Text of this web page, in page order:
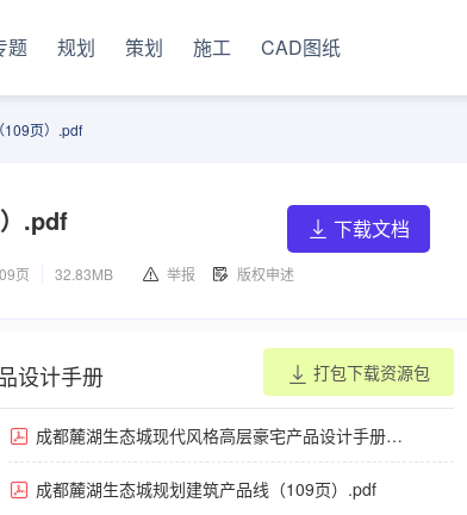
题 规划 策划 施工 CAD图纸
109页）.pdf
.pdf 下载文档
页 32.83MB 举报 版权申述
设计手册 打包下载资源包
成都麓湖生态城现代风格高层豪宅产品设计手册
（32页）.pdf
成都麓湖生态城规划建筑产品线（109页）.pdf